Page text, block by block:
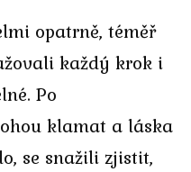
opatrně, téměř
každý krok i
Po
klamat a láska
se snažili zjistit,